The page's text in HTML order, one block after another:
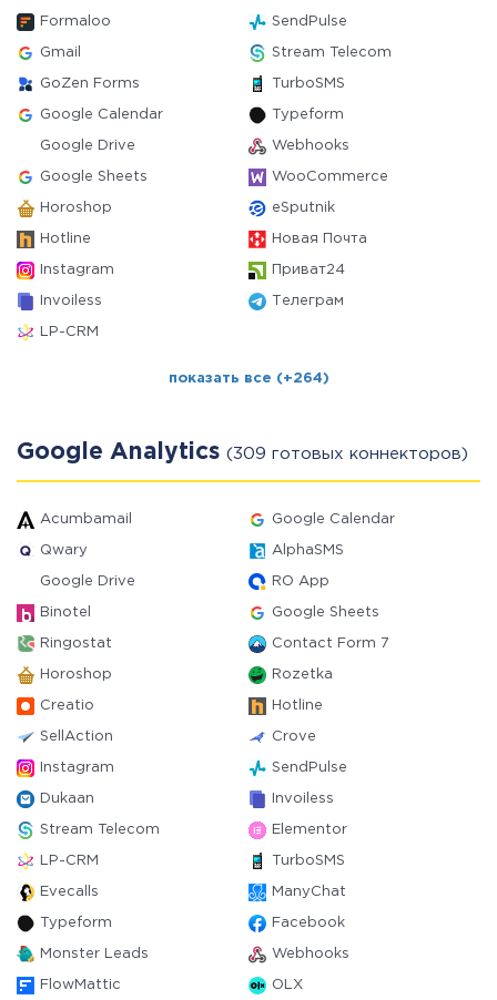
Formaloo SendPulse
Gmail Stream Telecom
GoZen Forms TurboSMS
Google Calendar Typeform
Google Drive Webhooks
Google Sheets WooCommerce
Horoshop eSputnik
Hotline Новая Почта
Instagram Приват24
Invoiless Телеграм
LP-CRM
показать все (+264)
Google Analytics (309 готовых коннекторов)
Acumbamail Google Calendar
Qwary AlphaSMS
Google Drive RO App
Binotel Google Sheets
Ringostat Contact Form 7
Horoshop Rozetka
Creatio Hotline
SellAction Crove
Instagram SendPulse
Dukaan Invoiless
Stream Telecom Elementor
LP-CRM TurboSMS
Evecalls ManyChat
Typeform Facebook
Monster Leads Webhooks
FlowMattic OLX